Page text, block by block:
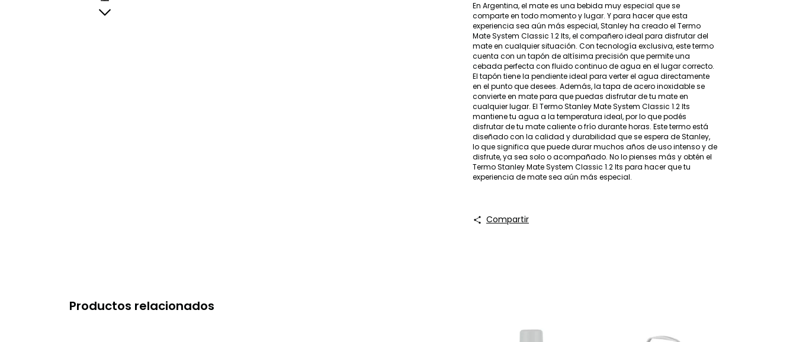
En Argentina, el mate es una bebida muy especial que se
comparte en todo momento y lugar. Y para hacer que esta
experiencia sea aún más especial, Stanley ha creado el Termo
Mate System Classic 1.2 lts, el compañero ideal para disfrutar del
mate en cualquier situación. Con tecnología exclusiva, este termo
cuenta con un tapón de altísima precisión que permite una
cebada perfecta con fluido continuo de agua en el lugar correcto.
El tapón tiene la pendiente ideal para verter el agua directamente
en el punto que desees. Además, la tapa de acero inoxidable se
convierte en mate para que puedas disfrutar de tu mate en
cualquier lugar. El Termo Stanley Mate System Classic 1.2 lts
mantiene tu agua a la temperatura ideal, por lo que podés
disfrutar de tu mate caliente o frío durante horas. Este termo está
diseñado con la calidad y durabilidad que se espera de Stanley,
lo que significa que puede durar muchos años de uso intenso y de
disfrute, ya sea solo o acompañado. No lo pienses más y obtén el
Termo Stanley Mate System Classic 1.2 lts para hacer que tu
experiencia de mate sea aún más especial.
Compartir
Productos relacionados